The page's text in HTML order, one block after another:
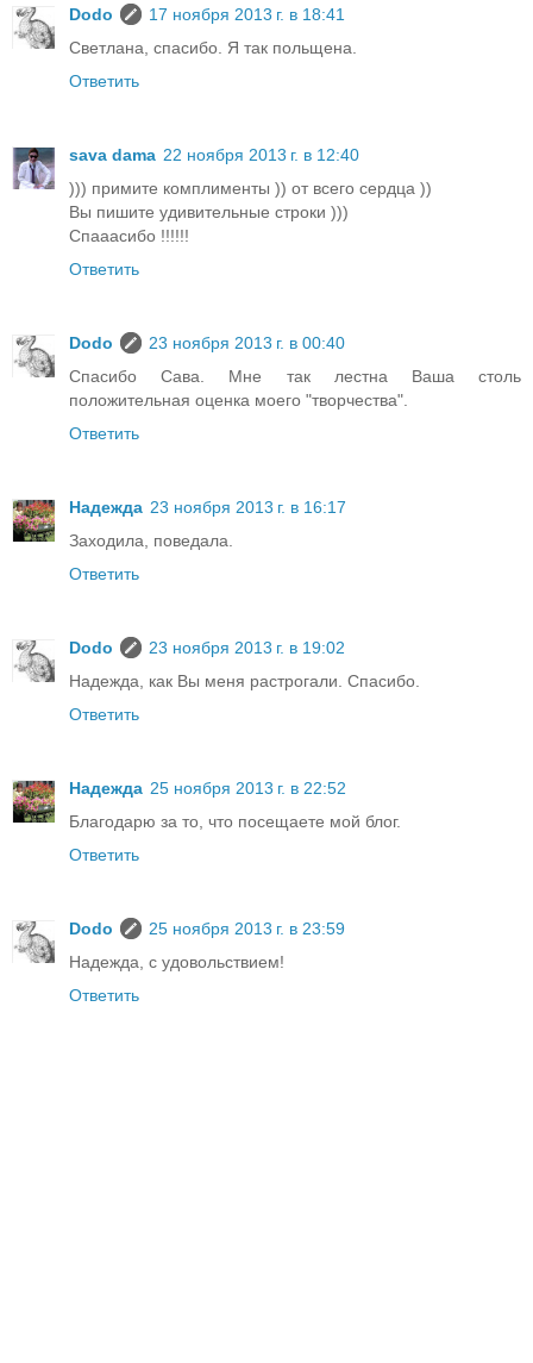
Dodo
17 ноября 2013 г. в 18:41
Светлана, спасибо. Я так польщена.
Ответить
sava dama 22 ноября 2013 г. в 12:40
))) примите комплименты )) от всего сердца ))
Вы пишите удивительные строки )))
Спааасибо !!!!!!
Ответить
Dodo
23 ноября 2013 г. в 00:40
Спасибо Сава. Мне так лестна Ваша столь
положительная оценка моего "творчества".
Ответить
Надежда 23 ноября 2013 г. в 16:17
Заходила, поведала.
Ответить
Dodo
23 ноября 2013 г. в 19:02
Надежда, как Вы меня растрогали. Спасибо.
Ответить
Надежда 25 ноября 2013 г. в 22:52
Благодарю за то, что посещаете мой блог.
Ответить
Dodo
25 ноября 2013 г. в 23:59
Надежда, с удовольствием!
Ответить